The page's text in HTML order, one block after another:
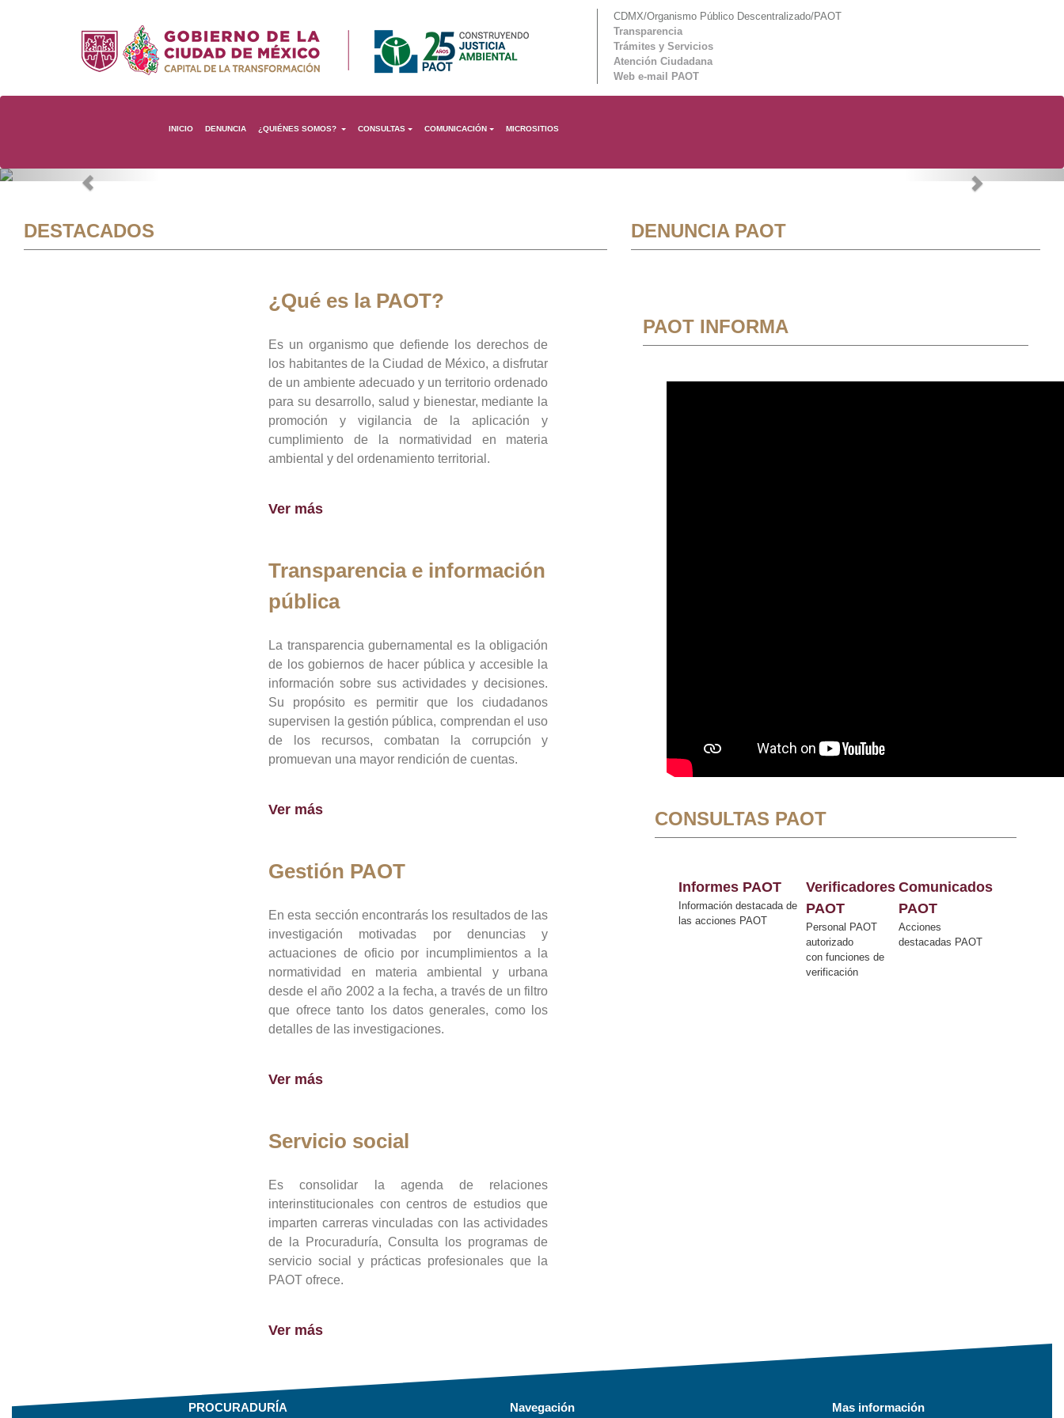
CDMX/Organismo Público Descentralizado/PAOT
Transparencia
Trámites y Servicios
Atención Ciudadana
Web e-mail PAOT
INICIO DENUNCIA ¿QUIÉNES SOMOS? CONSULTAS COMUNICACIÓN MICROSITIOS
Previous Next
DESTACADOS
¿Qué es la PAOT?
Es un organismo que defiende los derechos de
los habitantes de la Ciudad de México, a disfrutar
de un ambiente adecuado y un territorio ordenado
para su desarrollo, salud y bienestar, mediante la
promoción y vigilancia de la aplicación y
cumplimiento de la normatividad en materia
ambiental y del ordenamiento territorial.
Ver más
Transparencia e información
pública
La transparencia gubernamental es la obligación
de los gobiernos de hacer pública y accesible la
información sobre sus actividades y decisiones.
Su propósito es permitir que los ciudadanos
supervisen la gestión pública, comprendan el uso
de los recursos, combatan la corrupción y
promuevan una mayor rendición de cuentas.
Ver más
Gestión PAOT
En esta sección encontrarás los resultados de las
investigación motivadas por denuncias y
actuaciones de oficio por incumplimientos a la
normatividad en materia ambiental y urbana
desde el año 2002 a la fecha, a través de un filtro
que ofrece tanto los datos generales, como los
detalles de las investigaciones.
Ver más
Servicio social
Es consolidar la agenda de relaciones
interinstitucionales con centros de estudios que
imparten carreras vinculadas con las actividades
de la Procuraduría, Consulta los programas de
servicio social y prácticas profesionales que la
PAOT ofrece.
Ver más
DENUNCIA PAOT
PAOT INFORMA
CONSULTAS PAOT
Informes PAOT
Información destacada de
las acciones PAOT
Verificadores
PAOT
Personal PAOT
autorizado
con funciones de
verificación
Comunicados
PAOT
Acciones
destacadas PAOT
PROCURADURÍA Navegación Mas información